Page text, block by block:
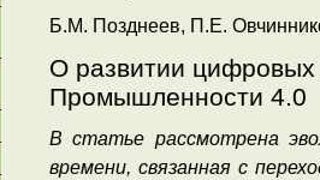
Б.М. Позднеев, П.Е.
О развитии
Промышленности 4.0
В статье рассмотрена
времени, связанная с